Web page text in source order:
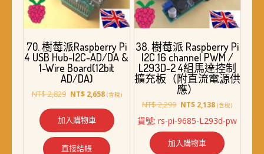
70. 樹莓派Raspberry Pi
4 USB Hub-I2C-AD/DA &
1-Wire Board(12bit
AD/DA)
NT$2,829 原
格：
NT$ 2,829。
NT$2,658目
價
格：
NT$ 2,658。
(含稅)
加入購物車
直接結帳
38. 樹莓派 Raspberry Pi
I2C 16 channel PWM /
L293D-2 4組馬達控制
擴充板（附直流電源供
應）
NT$2,299 原
價
NT$ 2,299。
NT$ 2,138目
價
格：
NT$ 2,138。
(含稅)
貨號: rs-pi-9685-L293d-pw
加入購物車